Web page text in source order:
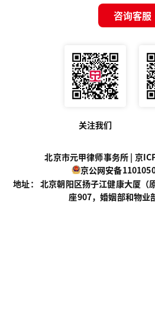
咨询客服
关注我们
北京市元甲律师事务所 | 京
京公网安备
地址： 北京朝阳区扬子江健康大厦（
座907，婚姻部和物业